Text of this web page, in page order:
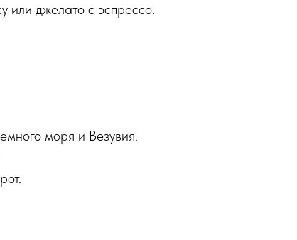
или джелато с эспрессо.
моря и Везувия.